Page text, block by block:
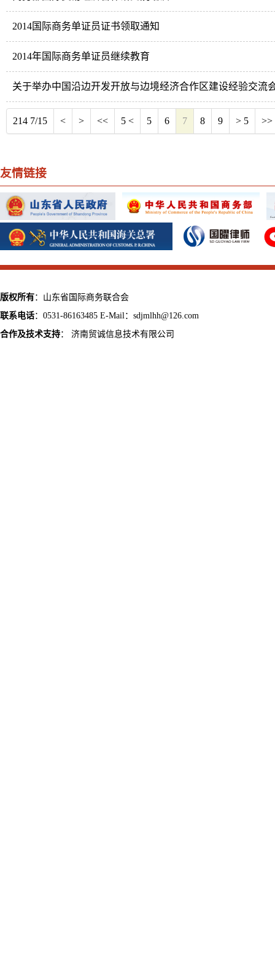
2014国际商务单证员证书领取通知
2014年国际商务单证员继续教育
关于举办中国沿边开发开放与边境经济合作区建设经验交流
214 7/15 < > << 5 < 5 6 7 8 9 > 5 >>
友情链接
版权所有：山东省国际商务联合会
联系电话：0531-86163485 E-Mail：sdjmlhh@126.com
合作及技术支持： 济南贸诚信息技术有限公司